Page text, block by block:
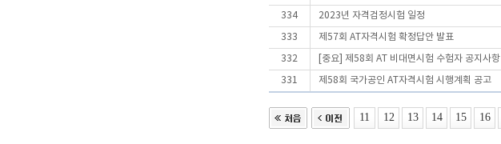
334 2023년 자격검정시험 일정
333 제57회 AT자격시험 확정답안 발표
332 [중요] 제58회 AT 비대면시험 수험자 공지사항
331 제58회 국가공인 AT자격시험 시행계획 공고
11 12 13 14 15 16